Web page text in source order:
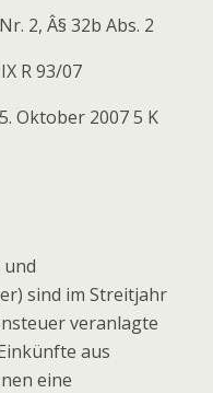
2, Â§ 32b Abs. 2
R 93/07
Oktober 2007 5 K
und
sind im Streitjahr
veranlagte
aus
eine